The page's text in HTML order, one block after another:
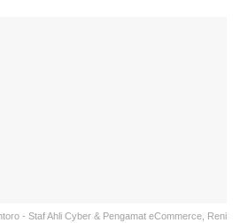
- Staf Ahli Cyber & Pengamat eCommerce, Reni